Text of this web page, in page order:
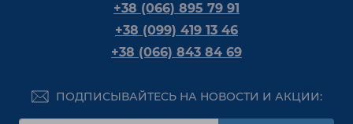
+38 (066) 895 79 91
+38 (099) 419 13 46
+38 (066) 843 84 69
ПОДПИСЫВАЙТЕСЬ НА НОВОСТИ И АКЦИИ: